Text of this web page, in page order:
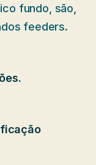
fundo, são,
feeders.